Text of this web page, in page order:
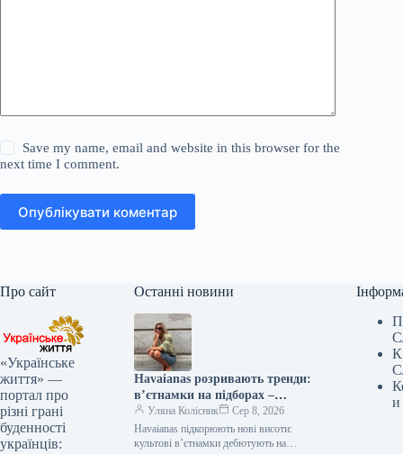
Save my name, email and website in this browser for the
next time I comment.
Опублікувати коментар
Про сайт
«Українське
життя» —
портал про
різні грані
буденності
українців:
Останні новини
Havaianas розривають тренди:
в’єтнамки на підборах –
сенсація року!
Уляна Колісник
Сер 8, 2026
Havaianas підкорюють нові висоти:
культові в’єтнамки дебютують на
и